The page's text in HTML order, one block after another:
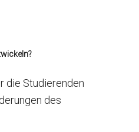
die Studierenden
des